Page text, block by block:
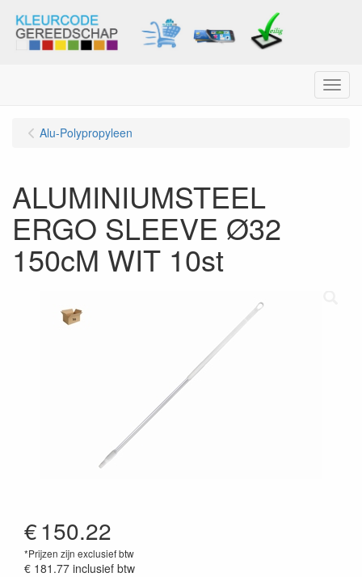
Menu
Alu-Polypropyleen
ALUMINIUMSTEEL
ERGO SLEEVE Ø32
150cM WIT 10st
€150.22
*Prijzen zijn exclusief btw
€ 181.77 inclusief btw